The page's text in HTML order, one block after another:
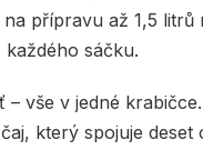
přípravu až 1,5 litrů
sáčku.
– vše v jedné
který spojuje deset